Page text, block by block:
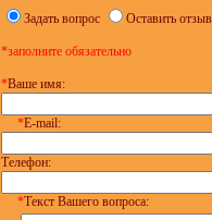
Задать вопрос Оставить отзыв
*заполните обязательно
*Ваше имя:
*E-mail:
Телефон:
*Текст Вашего вопроса: